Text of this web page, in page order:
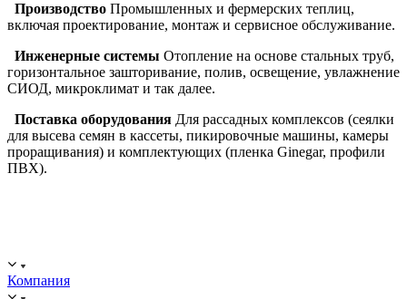
Производство Промышленных и фермерских теплиц,
включая проектирование, монтаж и сервисное обслуживание.
Инженерные системы Отопление на основе стальных труб,
горизонтальное зашторивание, полив, освещение, увлажнение
СИОД, микроклимат и так далее.
Поставка оборудования Для рассадных комплексов (сеялки
для высева семян в кассеты, пикировочные машины, камеры
проращивания) и комплектующих (пленка Ginegar, профили
ПВХ).
Компания